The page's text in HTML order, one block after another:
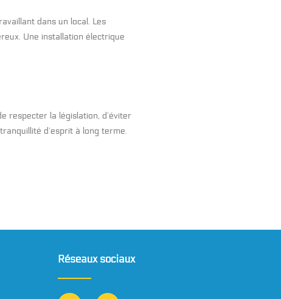
dans un local. Les
Une installation électrique
respecter la législation, d’éviter
d’esprit à long terme.
Réseaux sociaux